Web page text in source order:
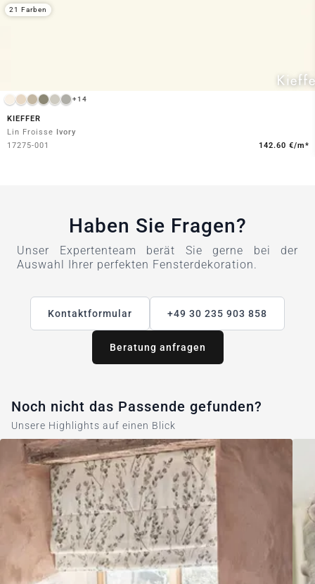
+14
KIEFFER
Lin Froisse
Ivory
17275-001
142.60 €/m*
21 Farben
Haben Sie Fragen?
Unser Expertenteam berät Sie gerne bei der
Auswahl Ihrer perfekten Fensterdekoration.
Kontaktformular +49 30 235 903 858
Beratung anfragen
Noch nicht das Passende gefunden?
Unsere Highlights auf einen Blick